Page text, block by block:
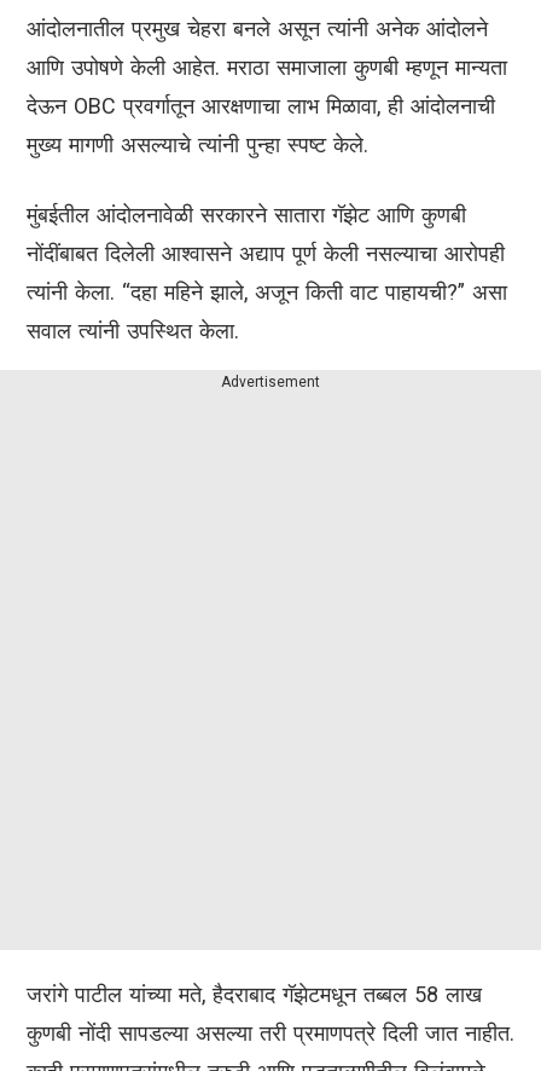
आंदोलनातील प्रमुख चेहरा बनले असून त्यांनी अनेक आंदोलने
आणि उपोषणे केली आहेत. मराठा समाजाला कुणबी म्हणून मान्यता
देऊन OBC प्रवर्गातून आरक्षणाचा लाभ मिळावा, ही आंदोलनाची
मुख्य मागणी असल्याचे त्यांनी पुन्हा स्पष्ट केले.
मुंबईतील आंदोलनावेळी सरकारने सातारा गॅझेट आणि कुणबी
नोंदींबाबत दिलेली आश्वासने अद्याप पूर्ण केली नसल्याचा आरोपही
त्यांनी केला. “दहा महिने झाले, अजून किती वाट पाहायची?” असा
सवाल त्यांनी उपस्थित केला.
Advertisement
जरांगे पाटील यांच्या मते, हैदराबाद गॅझेटमधून तब्बल 58 लाख
कुणबी नोंदी सापडल्या असल्या तरी प्रमाणपत्रे दिली जात नाहीत.